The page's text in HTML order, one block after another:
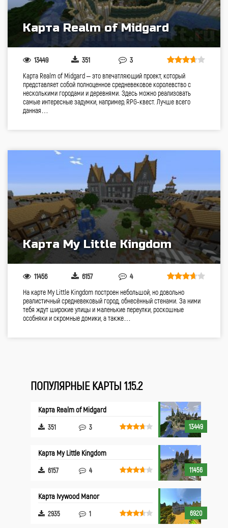
Карта Realm of Midgard
13449 351 3
Карта Realm of Midgard – это впечатляющий проект, который
представляет собой полноценное средневековое королевство с
несколькими городами и деревнями. Здесь можно реализовать
самые интересные задумки, например, RPG-квест. Лучше всего
данная…
Карта My Little Kingdom
11456 6157 4
На карте My Little Kingdom построен небольшой, но довольно
реалистичный средневековый город, обнесённый стенами. За ними
тебя ждут широкие улицы и маленькие переулки, роскошные
особняки и скромные домики, а также…
ПОПУЛЯРНЫЕ КАРТЫ 1.15.2
13449
Карта Realm of Midgard
351 3
11456
Карта My Little Kingdom
6157 4
6920
Карта Ivywood Manor
2935 1